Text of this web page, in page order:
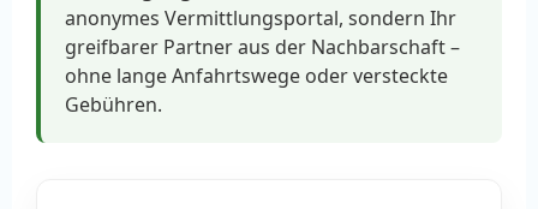
anonymes Vermittlungsportal, sondern Ihr
greifbarer Partner aus der Nachbarschaft –
ohne lange Anfahrtswege oder versteckte
Gebühren.